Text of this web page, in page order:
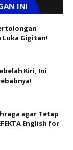
INI
Luka Gigitan!
Kiri, Ini
agar Tetap
English for